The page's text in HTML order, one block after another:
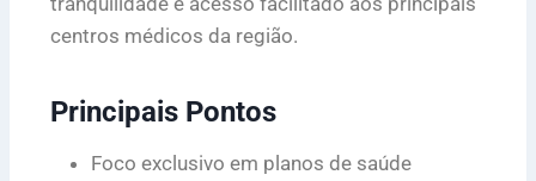
centros médicos da região.
Principais Pontos
Foco exclusivo em planos de saúde